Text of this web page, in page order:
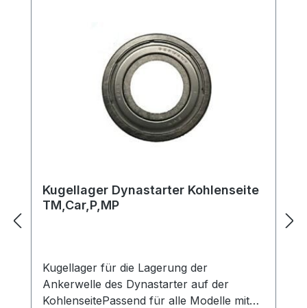
Kugellager Dynastarter Kohlenseite
TM,Car,P,MP
Kugellager für die Lagerung der
Ankerwelle des Dynastarter auf der
KohlenseitePassend für alle Modelle mit